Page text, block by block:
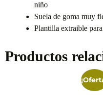
niño
Suela de goma muy
Plantilla extraible
Productos